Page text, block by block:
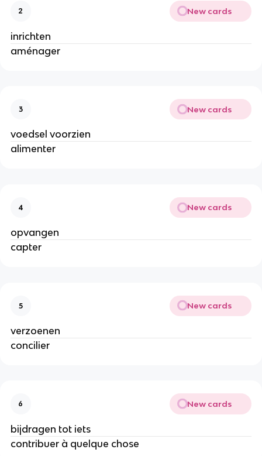
2 New cards
inrichten
aménager
3 New cards
voedsel voorzien
alimenter
4 New cards
opvangen
capter
5 New cards
verzoenen
concilier
6 New cards
bijdragen tot iets
contribuer à quelque chose